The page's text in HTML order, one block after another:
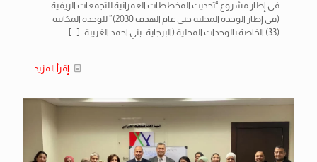
فى إطار مشروع “تحديث المخططات العمرانية للتجمعات الريفية
(فى إطار الوحدة المحلية حتى عام الهدف 2030)” للوحدة المكانية
(33) الخاصة بالوحدات المحلية (البرجاية- بني احمد الغريبة-
[…]
إقرأ المزيد